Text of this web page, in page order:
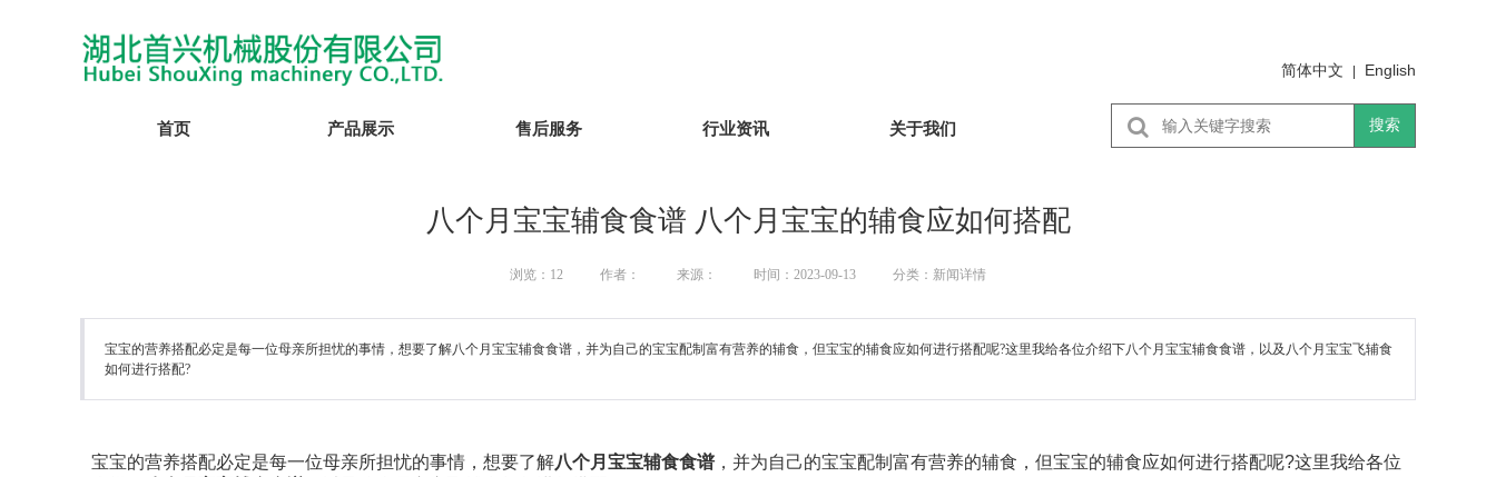
简体中文 English
首页 产品展示 售后服务 行业资讯 关于我们 搜索
八个月宝宝辅食食谱 八个月宝宝的辅食应如何搭配
浏览： 12 作者： 来源： 时间：2023-09-13 分类：新闻详情
宝宝的营养搭配必定是每一位母亲所担忧的事情，想要了解八个月宝宝辅食食谱，并为自己的宝宝配制富有营养的辅食，但宝宝的辅食应如何进行搭配呢?这里我给各位介绍下八个月宝宝辅食食谱，以及八个月宝宝飞辅食
如何进行搭配?
宝宝的营养搭配必定是每一位母亲所担忧的事情，想要了解八个月宝宝辅食食谱，并为自己的宝宝配制富有营养的辅食，但宝宝的辅食应如何进行搭配呢?这里我给各位